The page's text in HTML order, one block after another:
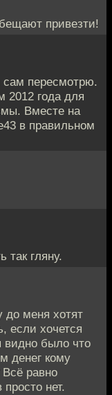
привезти!
сам пересмотрю.
2012 года для
Вместе на
в правильном
так гляну.
до меня хотят
если хочется
видно было что
денег кому
равно
нет.